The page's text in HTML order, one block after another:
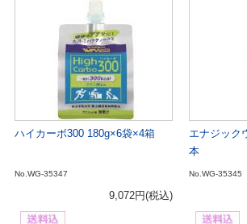
ハイカーボ300 180g×6袋×4箱
No.WG-35347
9,072円(税込)
エナジック
本
No.WG-35345